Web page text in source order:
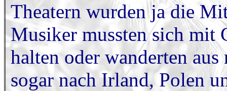
Theatern wurden ja die
Musiker mussten sich mit
halten oder wanderten
sogar nach Irland, Polen